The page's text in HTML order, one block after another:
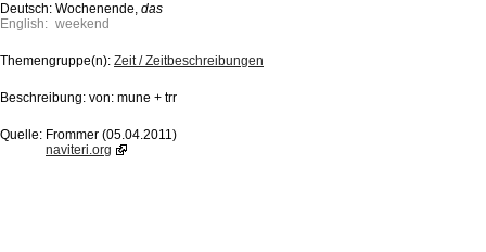
Deutsch: Wochenende, das
English: weekend
Themengruppe(n): Zeit / Zeitbeschreibungen
Beschreibung: von: mune + trr
Quelle: Frommer (05.04.2011)
naviteri.org